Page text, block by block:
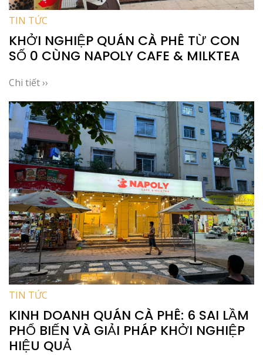
TIN TỨC
KHỞI NGHIỆP QUÁN CÀ PHÊ TỪ CON
SỐ 0 CÙNG NAPOLY CAFE & MILKTEA
Chi tiết ››
TIN TỨC
KINH DOANH QUÁN CÀ PHÊ: 6 SAI LẦM
PHỔ BIẾN VÀ GIẢI PHÁP KHỞI NGHIỆP
HIỆU QUẢ